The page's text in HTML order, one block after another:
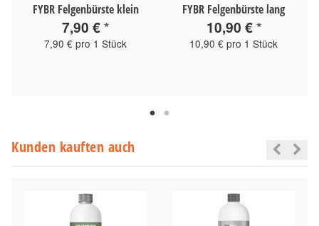
FYBR Felgenbürste klein
7,90 €*
7,90 € pro 1 Stück
FYBR Felgenbürste lang
10,90 €*
10,90 € pro 1 Stück
Kunden kauften auch